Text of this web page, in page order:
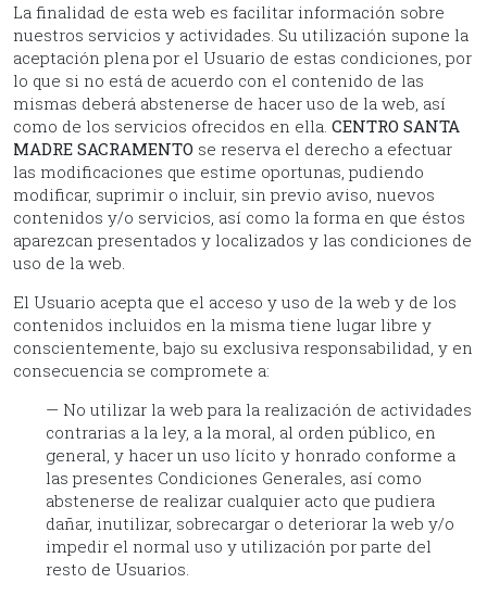
La finalidad de esta web es facilitar información sobre
nuestros servicios y actividades. Su utilización supone la
aceptación plena por el Usuario de estas condiciones, por
lo que si no está de acuerdo con el contenido de las
mismas deberá abstenerse de hacer uso de la web, así
como de los servicios ofrecidos en ella. CENTRO SANTA
MADRE SACRAMENTO se reserva el derecho a efectuar
las modificaciones que estime oportunas, pudiendo
modificar, suprimir o incluir, sin previo aviso, nuevos
contenidos y/o servicios, así como la forma en que éstos
aparezcan presentados y localizados y las condiciones de
uso de la web.
El Usuario acepta que el acceso y uso de la web y de los
contenidos incluidos en la misma tiene lugar libre y
conscientemente, bajo su exclusiva responsabilidad, y en
consecuencia se compromete a:
— No utilizar la web para la realización de actividades
contrarias a la ley, a la moral, al orden público, en
general, y hacer un uso lícito y honrado conforme a
las presentes Condiciones Generales, así como
abstenerse de realizar cualquier acto que pudiera
dañar, inutilizar, sobrecargar o deteriorar la web y/o
impedir el normal uso y utilización por parte del
resto de Usuarios.